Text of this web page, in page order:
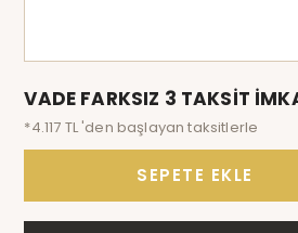
VADE FARKSIZ 3 TAKSİT
*4.117 TL 'den başlayan taksitlerle
SEPETE EKLE